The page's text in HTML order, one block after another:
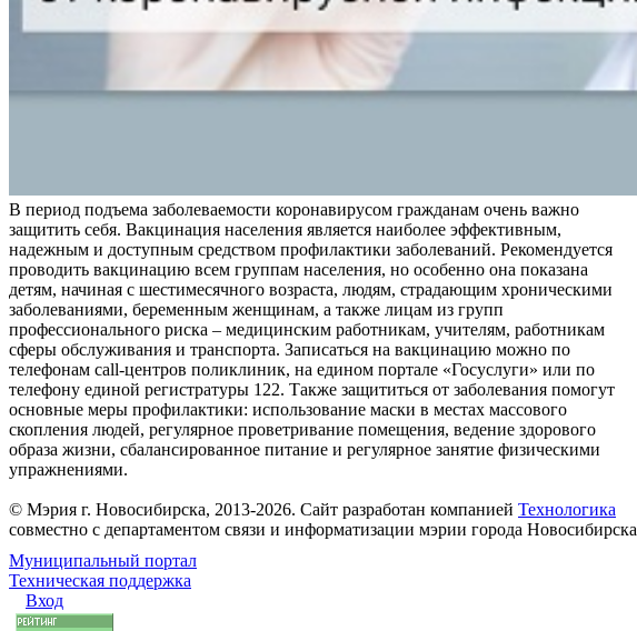
В период подъема заболеваемости коронавирусом гражданам очень важно
защитить себя. Вакцинация населения является наиболее эффективным,
надежным и доступным средством профилактики заболеваний. Рекомендуется
проводить вакцинацию всем группам населения, но особенно она показана
детям, начиная с шестимесячного возраста, людям, страдающим хроническими
заболеваниями, беременным женщинам, а также лицам из групп
профессионального риска – медицинским работникам, учителям, работникам
сферы обслуживания и транспорта. Записаться на вакцинацию можно по
телефонам call-центров поликлиник, на едином портале «Госуслуги» или по
телефону единой регистратуры 122. Также защититься от заболевания помогут
основные меры профилактики: использование маски в местах массового
скопления людей, регулярное проветривание помещения, ведение здорового
образа жизни, сбалансированное питание и регулярное занятие физическими
упражнениями.
© Мэрия г. Новосибирска, 2013-2026. Сайт разработан компанией Технологика
совместно с департаментом связи и информатизации мэрии города Новосибирска
Муниципальный портал
Техническая поддержка
Вход